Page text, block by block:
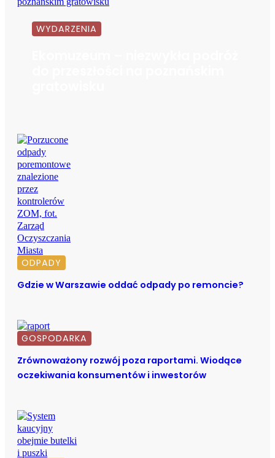
WYDARZENIA
ODPADY
Gdzie w Warszawie oddać odpady po remoncie?
GOSPODARKA
Zrównoważony rozwój poza raportami. Wiodące
oczekiwania konsumentów i inwestorów